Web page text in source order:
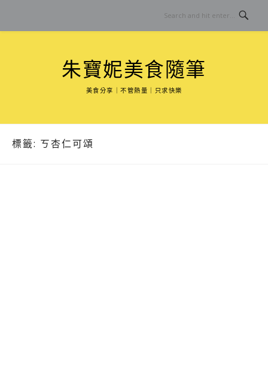
content
朱寶妮美食隨筆
美食分享｜不管熱量｜只求快樂
標籤: ㄎ杏仁可頌